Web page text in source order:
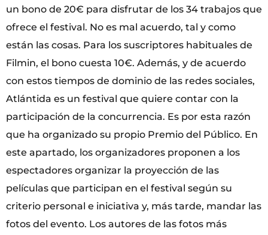
un bono de 20€ para disfrutar de los 34 trabajos que
ofrece el festival. No es mal acuerdo, tal y como
están las cosas. Para los suscriptores habituales de
Filmin, el bono cuesta 10€. Además, y de acuerdo
con estos tiempos de dominio de las redes sociales,
Atlántida es un festival que quiere contar con la
participación de la concurrencia. Es por esta razón
que ha organizado su propio Premio del Público. En
este apartado, los organizadores proponen a los
espectadores organizar la proyección de las
películas que participan en el festival según su
criterio personal e iniciativa y, más tarde, mandar las
fotos del evento. Los autores de las fotos más